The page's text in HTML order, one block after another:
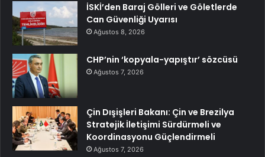
İSKİ’den Baraj Gölleri ve Göletlerde
Can Güvenliği Uyarısı
Ağustos 8, 2026
CHP’nin ‘kopyala-yapıştır’ sözcüsü
Ağustos 7, 2026
Çin Dışişleri Bakanı: Çin ve Brezilya
Stratejik İletişimi Sürdürmeli ve
Koordinasyonu Güçlendirmeli
Ağustos 7, 2026